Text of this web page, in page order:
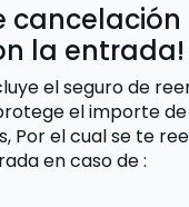
cancelación
la entrada!
el seguro de
el importe
Por el cual se te
en caso de: